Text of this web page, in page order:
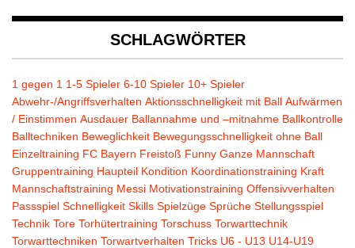
SCHLAGWÖRTER
1 gegen 1 1-5 Spieler 6-10 Spieler 10+ Spieler
Abwehr-/Angriffsverhalten Aktionsschnelligkeit mit Ball Aufwärmen
/ Einstimmen Ausdauer Ballannahme und –mitnahme Ballkontrolle
Balltechniken Beweglichkeit Bewegungsschnelligkeit ohne Ball
Einzeltraining FC Bayern Freistoß Funny Ganze Mannschaft
Gruppentraining Haupteil Kondition Koordinationstraining Kraft
Mannschaftstraining Messi Motivationstraining Offensivverhalten
Passspiel Schnelligkeit Skills Spielzüge Sprüche Stellungsspiel
Technik Tore Torhütertraining Torschuss Torwarttechnik
Torwarttechniken Torwartverhalten Tricks U6 - U13 U14-U19